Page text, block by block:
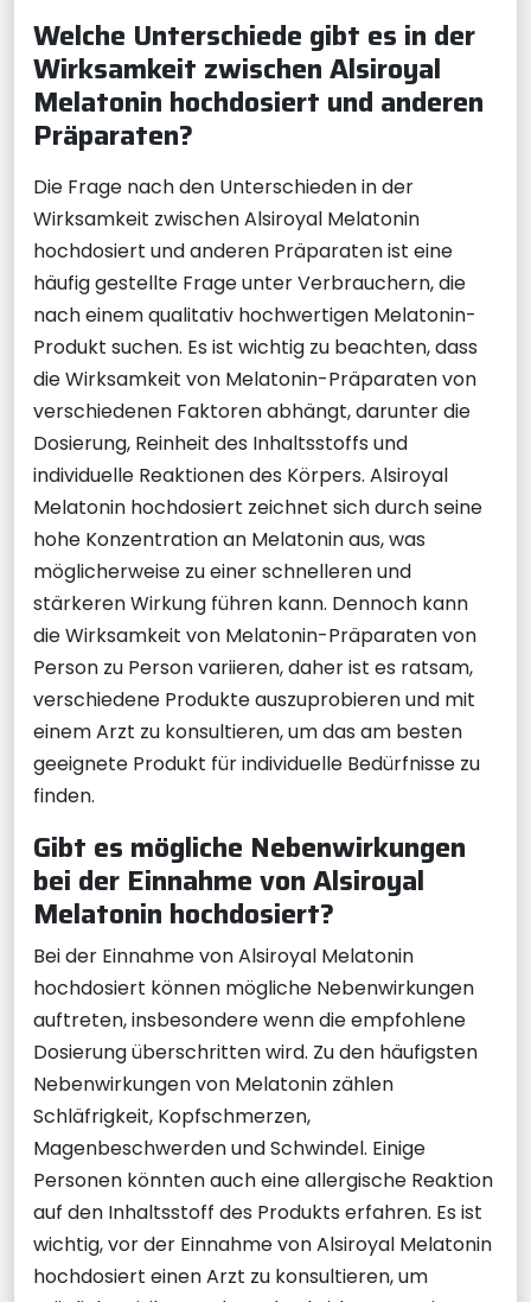
Welche Unterschiede gibt es in der
Wirksamkeit zwischen Alsiroyal
Melatonin hochdosiert und anderen
Präparaten?
Die Frage nach den Unterschieden in der
Wirksamkeit zwischen Alsiroyal Melatonin
hochdosiert und anderen Präparaten ist eine
häufig gestellte Frage unter Verbrauchern, die
nach einem qualitativ hochwertigen Melatonin-
Produkt suchen. Es ist wichtig zu beachten, dass
die Wirksamkeit von Melatonin-Präparaten von
verschiedenen Faktoren abhängt, darunter die
Dosierung, Reinheit des Inhaltsstoffs und
individuelle Reaktionen des Körpers. Alsiroyal
Melatonin hochdosiert zeichnet sich durch seine
hohe Konzentration an Melatonin aus, was
möglicherweise zu einer schnelleren und
stärkeren Wirkung führen kann. Dennoch kann
die Wirksamkeit von Melatonin-Präparaten von
Person zu Person variieren, daher ist es ratsam,
verschiedene Produkte auszuprobieren und mit
einem Arzt zu konsultieren, um das am besten
geeignete Produkt für individuelle Bedürfnisse zu
finden.
Gibt es mögliche Nebenwirkungen
bei der Einnahme von Alsiroyal
Melatonin hochdosiert?
Bei der Einnahme von Alsiroyal Melatonin
hochdosiert können mögliche Nebenwirkungen
auftreten, insbesondere wenn die empfohlene
Dosierung überschritten wird. Zu den häufigsten
Nebenwirkungen von Melatonin zählen
Schläfrigkeit, Kopfschmerzen,
Magenbeschwerden und Schwindel. Einige
Personen könnten auch eine allergische Reaktion
auf den Inhaltsstoff des Produkts erfahren. Es ist
wichtig, vor der Einnahme von Alsiroyal Melatonin
hochdosiert einen Arzt zu konsultieren, um